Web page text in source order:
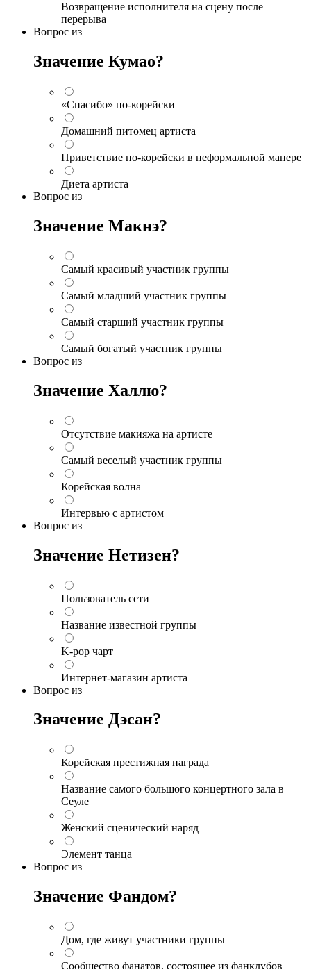
Возвращение исполнителя на сцену после
перерыва
Вопрос из
Значение Кумао?
«Спасибо» по-корейски
Домашний питомец артиста
Приветствие по-корейски в неформальной манере
Диета артиста
Вопрос из
Значение Макнэ?
Самый красивый участник группы
Самый младший участник группы
Самый старший участник группы
Самый богатый участник группы
Вопрос из
Значение Халлю?
Отсутствие макияжа на артисте
Самый веселый участник группы
Корейская волна
Интервью с артистом
Вопрос из
Значение Нетизен?
Пользователь сети
Название известной группы
K-pop чарт
Интернет-магазин артиста
Вопрос из
Значение Дэсан?
Корейская престижная награда
Название самого большого концертного зала в
Сеуле
Женский сценический наряд
Элемент танца
Вопрос из
Значение Фандом?
Дом, где живут участники группы
Сообщество фанатов, состоящее из фанклубов